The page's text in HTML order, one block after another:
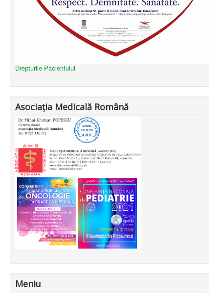
Drepturile Pacientului
Asociația Medicală Română
Meniu